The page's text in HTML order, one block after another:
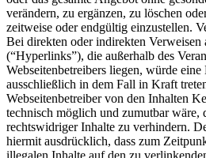
verändern, zu ergänzen, zu löschen
zeitweise oder endgültig einzustellen.
Bei direkten oder indirekten Verweisen
(“Hyperlinks”), die außerhalb des
Webseitenbetreibers liegen, würde
ausschließlich in dem Fall in Kraft
Webseitenbetreiber von den Inhalten
technisch möglich und zumutbar wäre,
rechtswidriger Inhalte zu verhindern.
hiermit ausdrücklich, dass zum
illegalen Inhalte auf den zu